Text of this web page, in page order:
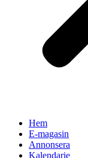
Hem
E-magasin
Annonsera
Kalendarie